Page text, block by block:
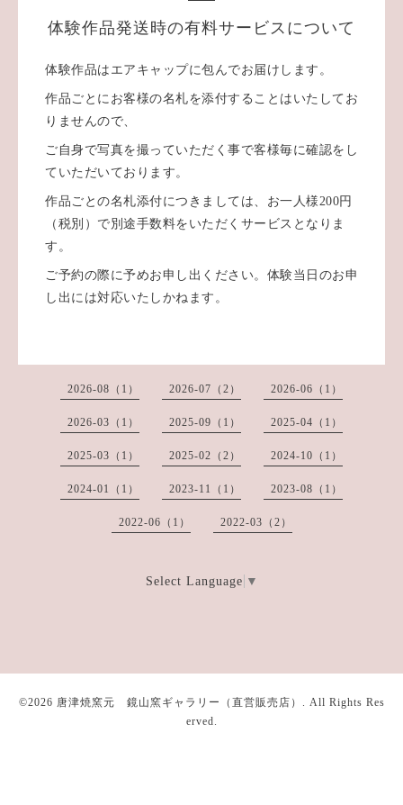
体験作品発送時の有料サービスについて
体験作品はエアキャップに包んでお届けします。
作品ごとにお客様の名札を添付することはいたしてお
りませんので、
ご自身で写真を撮っていただく事で客様毎に確認をし
ていただいております。
作品ごとの名札添付につきましては、お一人様200円
（税別）で別途手数料をいただくサービスとなりま
す。
ご予約の際に予めお申し出ください。体験当日のお申
し出には対応いたしかねます。
2026-08（1） 2026-07（2） 2026-06（1）
2026-03（1） 2025-09（1） 2025-04（1）
2025-03（1） 2025-02（2） 2024-10（1）
2024-01（1） 2023-11（1） 2023-08（1）
2022-06（1） 2022-03（2）
Select Language ▼
©2026 唐津焼窯元 鏡山窯ギャラリー（直営販売店）
. All Rights Res
erved.